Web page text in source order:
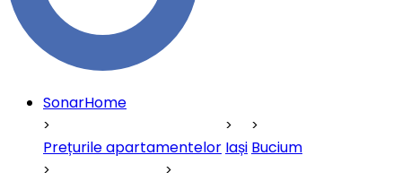
SonarHome
Prețurile apartamentelor Iași Bucium